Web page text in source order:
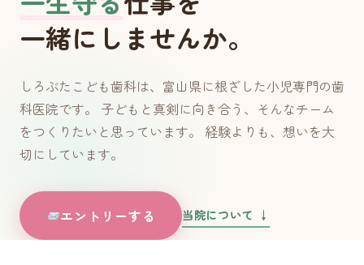
一緒にしませんか。
しろぶたこども歯科は、富山県に根ざした小児専門の歯
科医院です。 子どもと真剣に向き合う、そんなチーム
をつくりたいと思っています。 経験よりも、想いを大
切にしています。
エントリーする 当院について ↓